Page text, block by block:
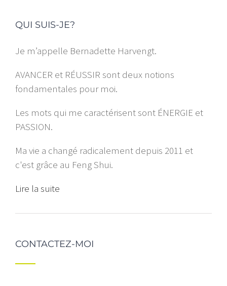
QUI SUIS-JE?
Je m’appelle Bernadette Harvengt.
AVANCER et RÉUSSIR sont deux notions
fondamentales pour moi.
Les mots qui me caractérisent sont ÉNERGIE et
PASSION.
Ma vie a changé radicalement depuis 2011 et
c'est grâce au Feng Shui.
Lire la suite
CONTACTEZ-MOI